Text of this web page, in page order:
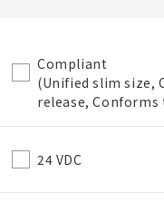
Compliant
(Unified slim size,
release, Conforms
24 VDC
必要